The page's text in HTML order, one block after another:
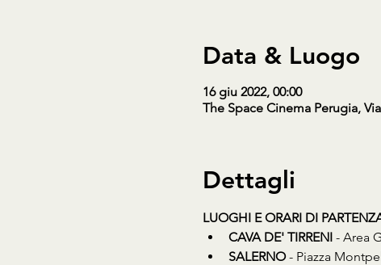
Data & Luogo
16 giu 2022, 00:00
The Space Cinema Perugia,
Dettagli
LUOGHI E ORARI DI
CAVA DE' TIRRENI - Area
SALERNO - Piazza